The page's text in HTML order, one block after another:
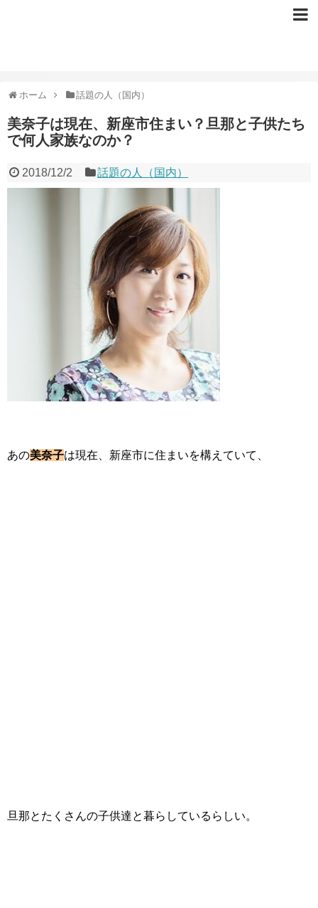
ホーム 話題の人（国内）
美奈子は現在、新座市住まい？旦那と子供たち
で何人家族なのか？
2018/12/2 話題の人（国内）
あの美奈子は現在、新座市に住まいを構えていて、
旦那とたくさんの子供達と暮らしているらしい。